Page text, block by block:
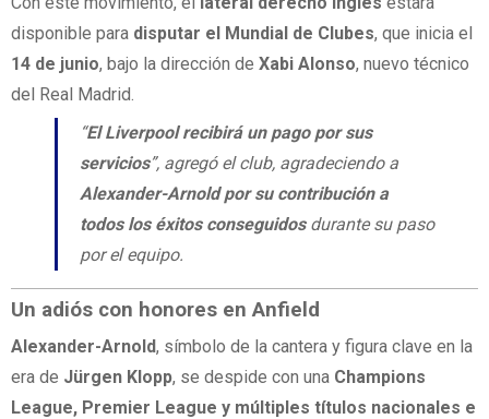
disponible para disputar el Mundial de Clubes, que inicia el
14 de junio, bajo la dirección de Xabi Alonso, nuevo técnico
del Real Madrid.
“El Liverpool recibirá un pago por sus
servicios”, agregó el club, agradeciendo a
Alexander-Arnold por su contribución a
todos los éxitos conseguidosdurante su paso
por el equipo.
Un adiós con honores en Anfield
Alexander-Arnold, símbolo de la cantera y figura clave en la
era de Jürgen Klopp, se despide con una Champions
League, Premier League y múltiples títulos nacionales e